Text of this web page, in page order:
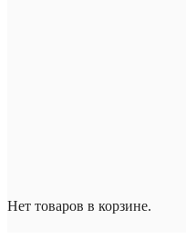
Нет товаров в корзине.